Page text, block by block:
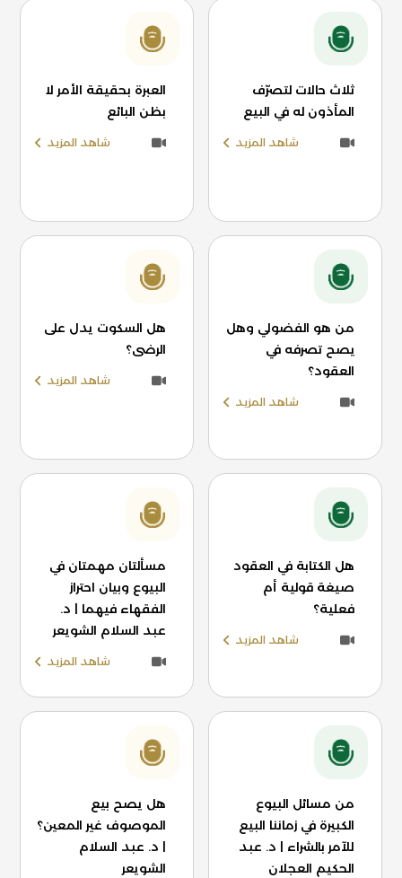
ثلاث حالات لتصرّف
المأذون له في البيع
شاهد المزيد
العبرة بحقيقة الأمر لا
بظن البائع
شاهد المزيد
من هو الفضولي وهل
يصح تصرفه في
العقود؟
شاهد المزيد
هل السكوت يدل على
الرضى؟
شاهد المزيد
هل الكتابة في العقود
صيغة قولية أم
فعلية؟
شاهد المزيد
مسألتان مهمتان في
البيوع وبيان احتراز
الفقهاء فيهما | د.
عبد السلام الشويعر
شاهد المزيد
من مسائل البيوع
الكبيرة في زماننا البيع
للآمر بالشراء | د. عبد
الحكيم العجلان
هل يصح بيع
الموصوف غير المعين؟
| د. عبد السلام
الشويعر